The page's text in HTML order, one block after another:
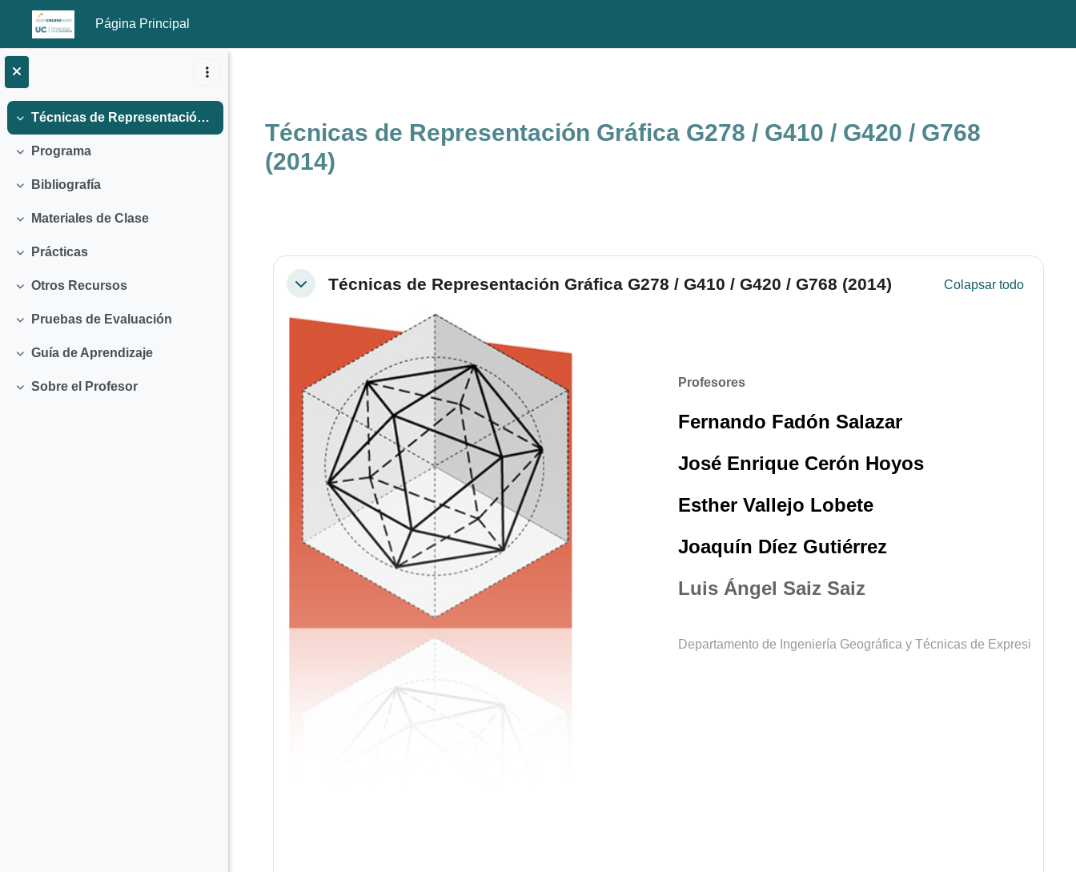
Salta al contenido principal
Página Principal
Colapsar
Técnicas de Representación Gráfica G278 / G410 / G420 / G768 (2014)
Colapsar
Programa
Colapsar
Bibliografía
Colapsar
Materiales de Clase
Colapsar
Prácticas
Colapsar
Otros Recursos
Colapsar
Pruebas de Evaluación
Colapsar
Guía de Aprendizaje
Colapsar
Sobre el Profesor
Técnicas de Representación Gráfica G278 / G410 / G420 / G768
(2014)
Perfilado de sección
ColapsarTécnicas de Representación Gráfica G278 / G410 / G420 / G768 (2014) Colapsar todo
Profesores
Fernando Fadón Salazar
José Enrique Cerón Hoyos
Esther Vallejo Lobete
Joaquín Díez Gutiérrez
Luis Ángel Saiz Saiz
Departamento de Ingeniería Geográfica y Técnicas de Expresión